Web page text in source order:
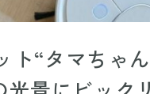
ト“タマちゃ